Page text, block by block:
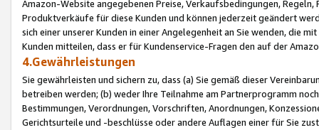
Amazon-Website angegebenen Preise, Verkaufsbedingungen,
Produktverkäufe für diese Kunden und können jederzeit geändert
sich einer unserer Kunden in einer Angelegenheit an Sie wenden, die
Kunden mitteilen, dass er für Kundenservice-Fragen den auf der
4.Gewährleistungen
Sie gewährleisten und sichern zu, dass (a) Sie gemäß dieser
betreiben werden; (b) weder Ihre Teilnahme am Partnerprogramm
Bestimmungen, Verordnungen, Vorschriften, Anordnungen,
Gerichtsurteile und -beschlüsse oder andere Auflagen einer für Sie